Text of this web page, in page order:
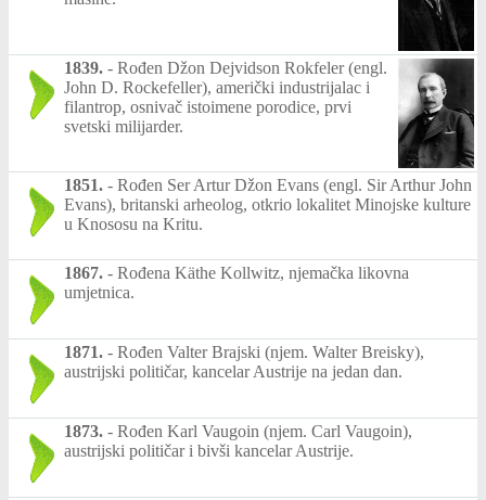
1839. - Rođen Džon Dejvidson Rokfeler (engl.
John D. Rockefeller), američki industrijalac i
filantrop, osnivač istoimene porodice, prvi
svetski milijarder.
1851. - Rođen Ser Artur Džon Evans (engl. Sir Arthur John
Evans), britanski arheolog, otkrio lokalitet Minojske kulture
u Knososu na Kritu.
1867. - Rođena Käthe Kollwitz, njemačka likovna
umjetnica.
1871. - Rođen Valter Brajski (njem. Walter Breisky),
austrijski političar, kancelar Austrije na jedan dan.
1873. - Rođen Karl Vaugoin (njem. Carl Vaugoin),
austrijski političar i bivši kancelar Austrije.